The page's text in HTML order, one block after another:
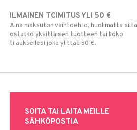
ILMAINEN TOIMITUS YLI 50 €
Aina maksuton vaihtoehto, huolimatta siitä
ostatko yksittäisen tuotteen tai koko
tilauksellesi joka ylittää 50 €.
SOITA TAI LAITA MEILLE
SÄHKÖPOSTIA